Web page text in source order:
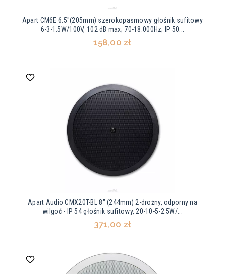
Apart CM6E 6.5"(205mm) szerokopasmowy głośnik sufitowy
6-3-1.5W/100V, 102 dB max; 70-18.000Hz; IP 50...
158,00 zł
Apart Audio CMX20T-BL 8" (244mm) 2-drożny, odporny na
wilgoć - IP 54 głośnik sufitowy, 20-10-5-2.5W/...
371,00 zł